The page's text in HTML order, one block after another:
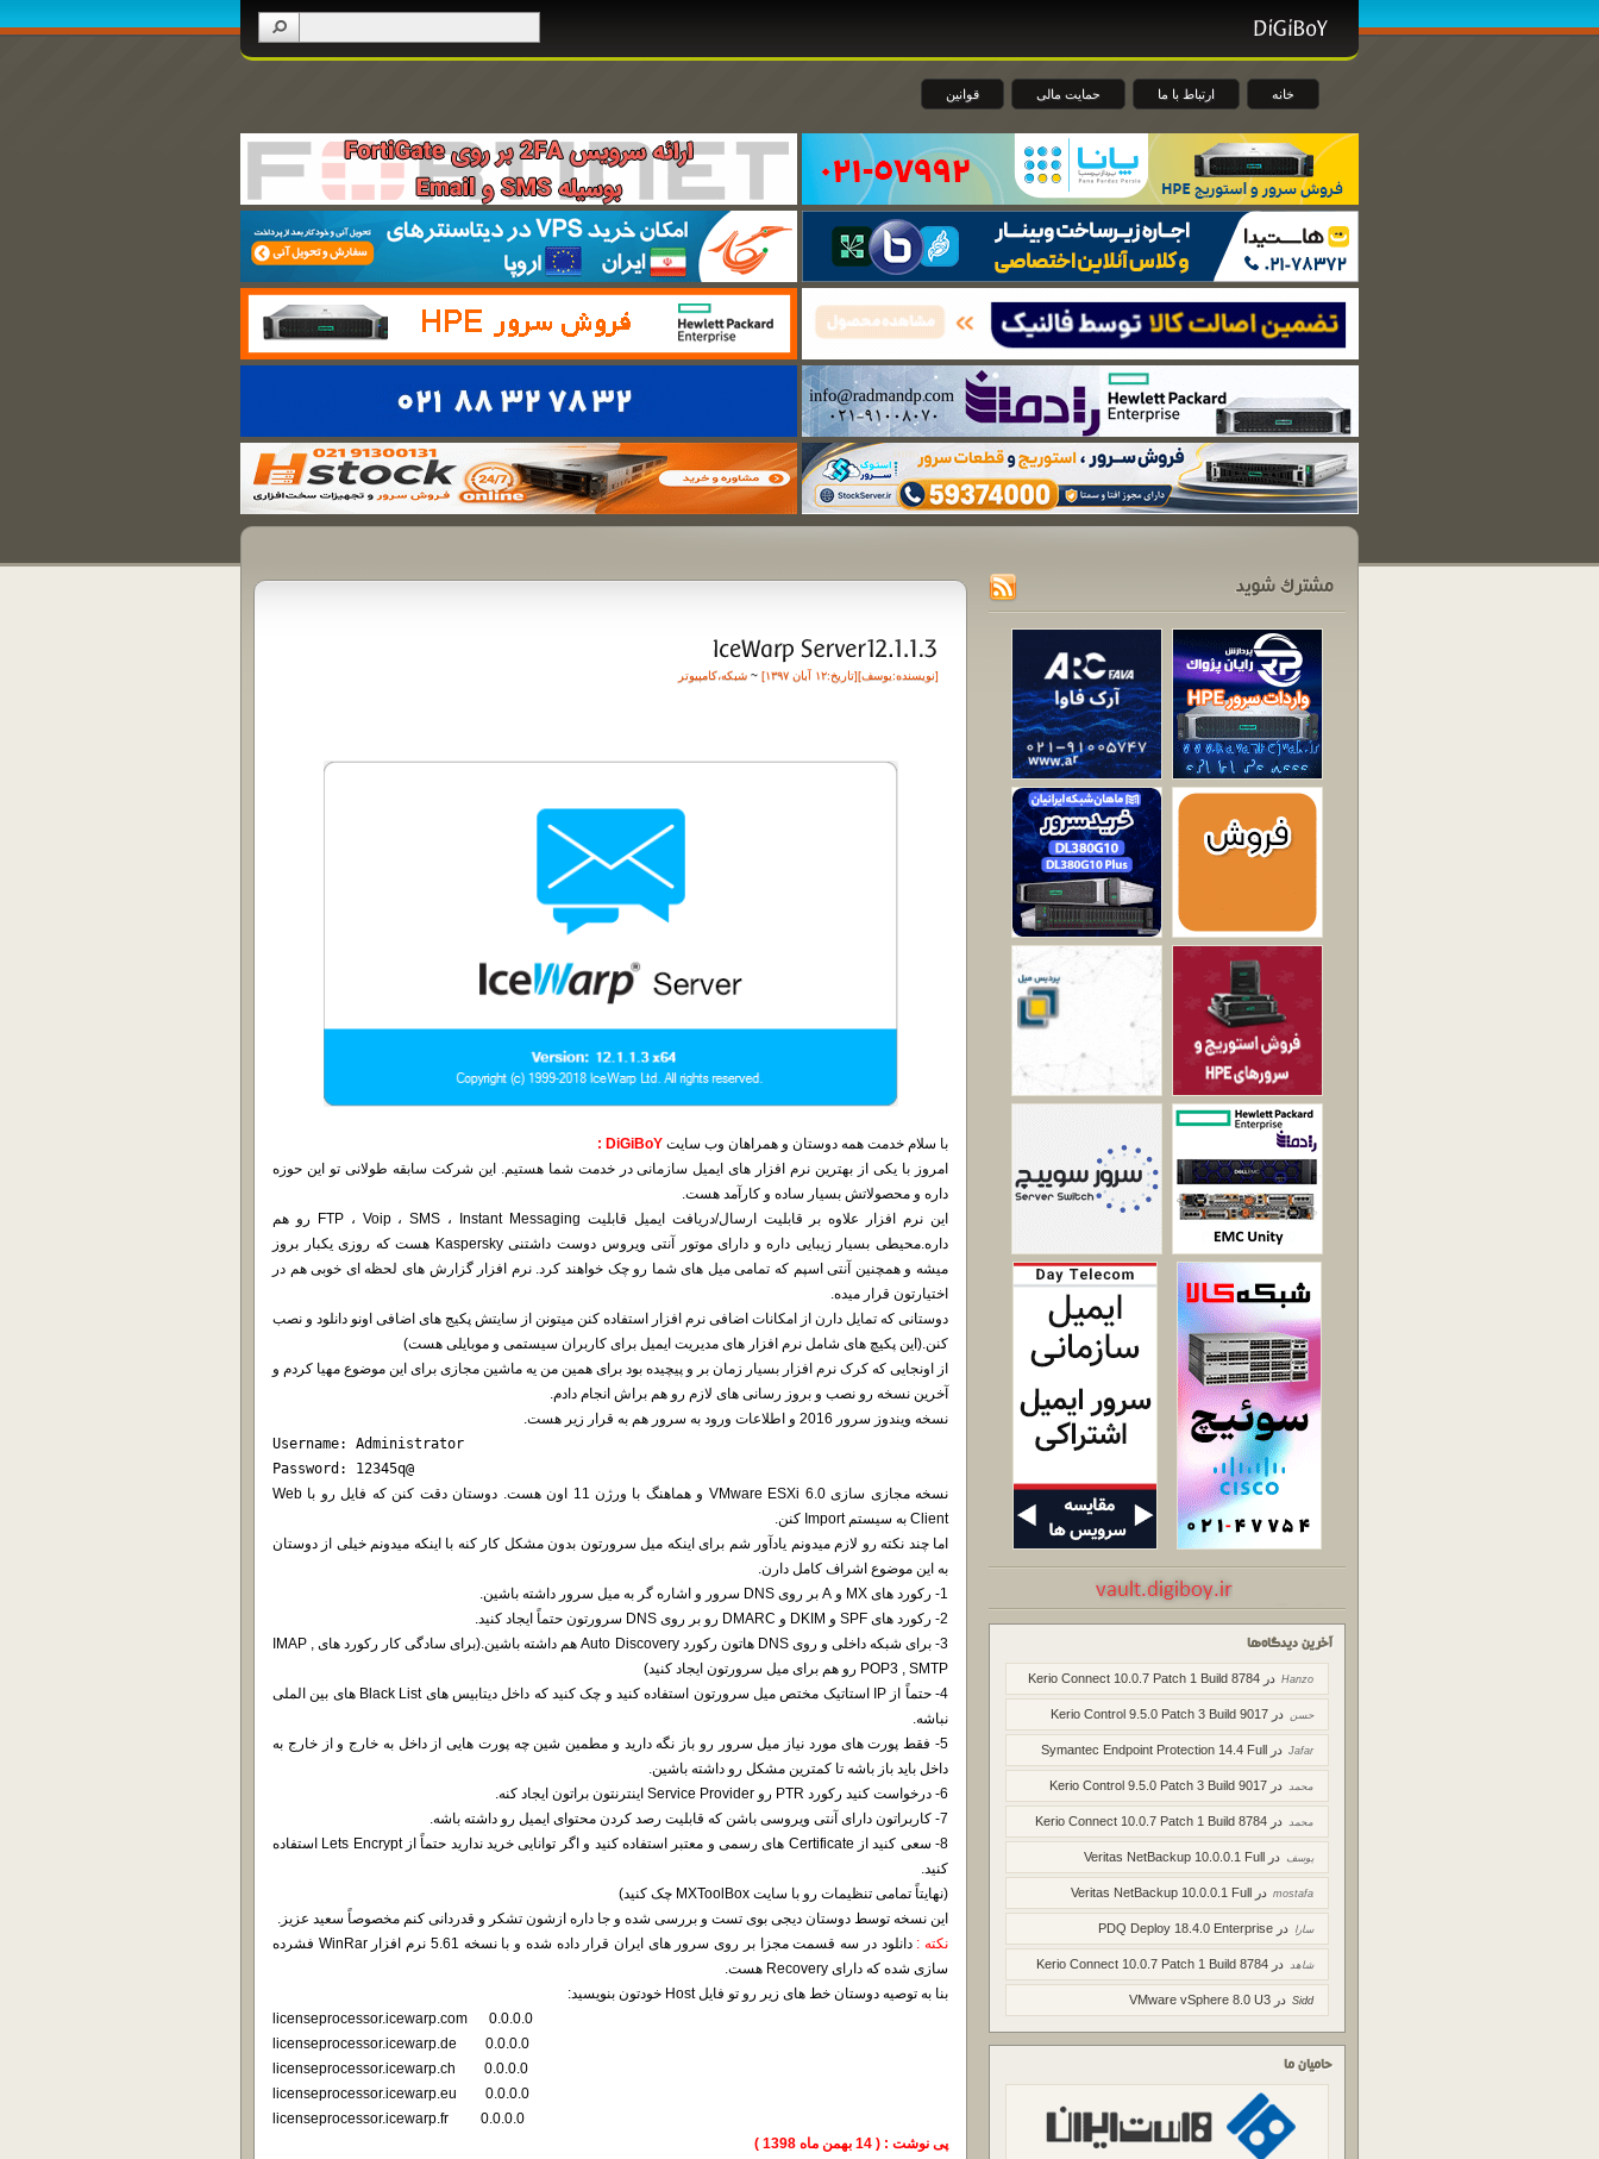
خانه ارتباط با ما حمایت مالی قوانین
آخرین دیدگاه‌ها
Hanzo در Kerio Connect 10.0.7 Patch 1 Build 8784
حسن در Kerio Control 9.5.0 Patch 3 Build 9017
Jafar در Symantec Endpoint Protection 14.4 Full
محمد در Kerio Control 9.5.0 Patch 3 Build 9017
محمد در Kerio Connect 10.0.7 Patch 1 Build 8784
یوسف در Veritas NetBackup 10.0.0.1 Full
mostafa در Veritas NetBackup 10.0.0.1 Full
سارا در PDQ Deploy 18.4.0 Enterprise
شاهد در Kerio Connect 10.0.7 Patch 1 Build 8784
Sidd در VMware vSphere 8.0 U3
حامیان ما
[نویسنده:یوسف][تاريخ:۱۲ آبان ۱۳۹۷] ~ شبکه،کامپیوتر
با سلام خدمت همه دوستان و همراهان وب سایت DiGiBoY :
امروز با یکی از بهترین نرم افزار های ایمیل سازمانی در خدمت شما هستیم. این شرکت سابقه طولانی تو این حوزه
داره و محصولاتش بسیار ساده و کارآمد هست.
این نرم افزار علاوه بر قابلیت ارسال/دریافت ایمیل قابلیت FTP ، Voip ، SMS ، Instant Messaging رو هم
داره.محیطی بسیار زیبایی داره و دارای موتور آنتی ویروس دوست داشتنی Kaspersky هست که روزی یکبار بروز
میشه و همچنین آنتی اسپم که تمامی میل های شما رو چک خواهند کرد. نرم افزار گزارش های لحظه ای خوبی هم در
اختیارتون قرار میده.
دوستانی که تمایل دارن از امکانات اضافی نرم افزار استفاده کنن میتونن از سایتش پکیج های اضافی اونو دانلود و نصب
کنن.(این پکیچ های شامل نرم افزار های مدیریت ایمیل برای کاربران سیستمی و موبایلی هست)
از اونجایی که کرک نرم افزار بسیار زمان بر و پیچیده بود برای همین من یه ماشین مجازی برای این موضوع مهیا کردم و
آخرین نسخه رو نصب و بروز رسانی های لازم رو هم براش انجام دادم.
نسخه ویندوز سرور 2016 و اطلاعات ورود به سرور هم به قرار زیر هست.
Username: Administrator
Password: 12345q@
نسخه مجازی سازی VMware ESXi 6.0 و هماهنگ با ورژن 11 اون هست. دوستان دقت کنن که فایل رو با Web
Client به سیستم Import کنن.
اما چند نکته رو لازم میدونم یادآور شم برای اینکه میل سرورتون بدون مشکل کار کنه با اینکه میدونم خیلی از دوستان
به این موضوع اشراف کامل دارن.
1- رکورد های MX و A بر روی DNS سرور و اشاره گر به میل سرور داشته باشین.
2- رکورد های SPF و DKIM و DMARC رو بر روی DNS سرورتون حتماً ایجاد کنید.
3- برای شبکه داخلی و روی DNS هاتون رکورد Auto Discovery هم داشته باشین.(برای سادگی کار رکورد های IMAP ,
POP3 , SMTP رو هم برای میل سرورتون ایجاد کنید)
4- حتماً از IP استاتیک مختص میل سرورتون استفاده کنید و چک کنید که داخل دیتابیس های Black List های بین الملی
نباشه.
5- فقط پورت های مورد نیاز میل سرور رو باز نگه دارید و مطمین شین چه پورت هایی از داخل به خارج و از خارج به
داخل باید باز باشه تا کمترین مشکل رو داشته باشین.
6- درخواست کنید رکورد PTR رو Service Provider اینترنتون براتون ایجاد کنه.
7- کاربراتون دارای آنتی ویروسی باشن که قابلیت رصد کردن محتوای ایمیل رو داشته باشه.
8- سعی کنید از Certificate های رسمی و معتبر استفاده کنید و اگر توانایی خرید ندارید حتماً از Lets Encrypt استفاده
کنید.
(نهایتاً تمامی تنظیمات رو با سایت MXToolBox چک کنید)
این نسخه توسط دوستان دیجی بوی تست و بررسی شده و جا داره ازشون تشکر و قدردانی کنم مخصوصاً سعید عزیز.
نکته :
دانلود در سه قسمت مجزا بر روی سرور های ایران قرار داده شده و با نسخه 5.61 نرم افزار WinRar فشرده
سازی شده که دارای Recovery هست.
بنا به توصیه دوستان خط های زیر رو تو فایل Host خودتون بنویسید:
0.0.0.0 licenseprocessor.icewarp.com
0.0.0.0 licenseprocessor.icewarp.de
0.0.0.0 licenseprocessor.icewarp.ch
0.0.0.0 licenseprocessor.icewarp.eu
0.0.0.0 licenseprocessor.icewarp.fr
پی نوشت : ( 14 بهمن ماه 1398 )